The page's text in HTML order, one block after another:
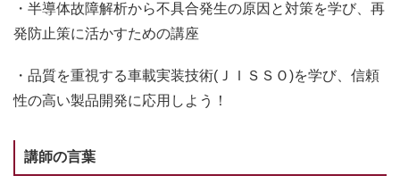
・半導体故障解析から不具合発生の原因と対策を学び、再
発防止策に活かすための講座
・品質を重視する車載実装技術(ＪＩＳＳＯ)を学び、信頼
性の高い製品開発に応用しよう！
講師の言葉